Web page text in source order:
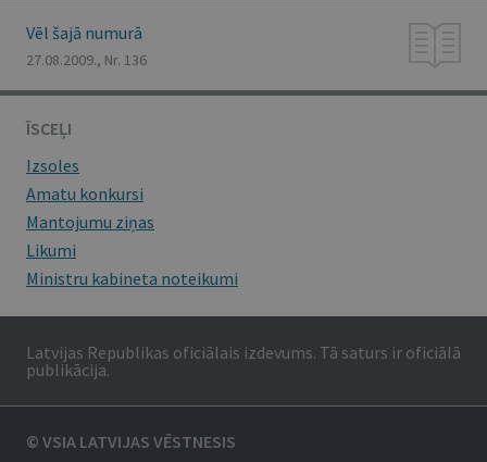
Vēl šajā numurā
27.08.2009., Nr. 136
ĪSCEĻI
Izsoles
Amatu konkursi
Mantojumu ziņas
Likumi
Ministru kabineta noteikumi
Latvijas Republikas oficiālais izdevums. Tā saturs ir oficiālā
publikācija.
© VSIA LATVIJAS VĒSTNESIS